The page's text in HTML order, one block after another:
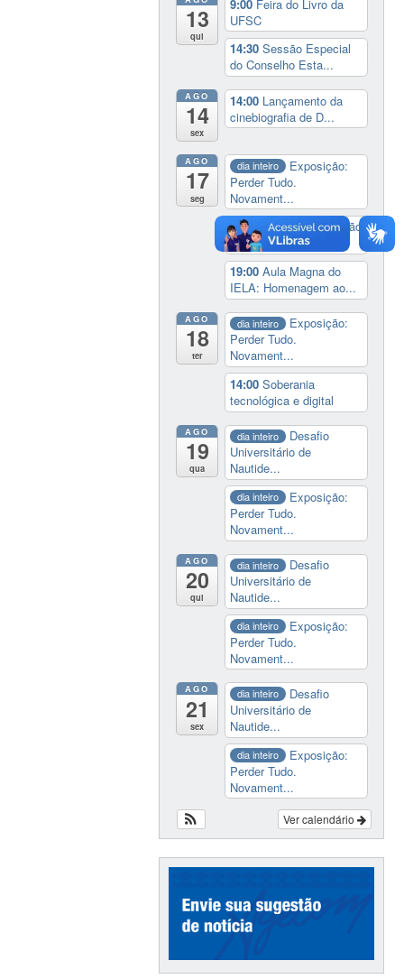
13
qui
9:00 Feira do Livro da
UFSC
14:30Sessão Especial
do Conselho Esta...
AGO
14
sex
14:00 Lançamento da
cinebiografia de D...
AGO
17
seg
dia inteiro
Exposição:
Perder Tudo.
Novament...
16:00 Curso de formação
em Jornalismo ...
19:00Aula Magna do
IELA: Homenagem ao...
AGO
18
ter
dia inteiro
Exposição:
Perder Tudo.
Novament...
14:00Soberania
tecnológica e digital
AGO
19
qua
dia inteiro
Desafio
Universitário de
Nautide...
dia inteiro
Exposição:
Perder Tudo.
Novament...
AGO
20
qui
dia inteiro
Desafio
Universitário de
Nautide...
dia inteiro
Exposição:
Perder Tudo.
Novament...
AGO
21
sex
dia inteiro
Desafio
Universitário de
Nautide...
dia inteiro
Exposição:
Perder Tudo.
Novament...
Ver calendário